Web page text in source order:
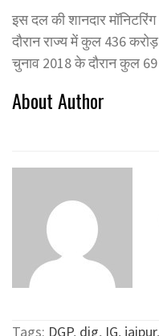
इस दल की शानदार
दौरान राज्य में कुल 436
चुनाव 2018 के दौरान कुल
About Author
Tags: DGP, dig, IG, jaipur,